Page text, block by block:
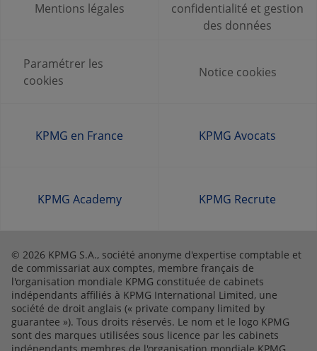
Mentions légales
confidentialité et gestion
des données
Paramétrer les
cookies
Notice cookies
KPMG en France KPMG Avocats
KPMG Academy KPMG Recrute
© 2026 KPMG S.A., société anonyme d'expertise comptable et
de commissariat aux comptes, membre français de
l'organisation mondiale KPMG constituée de cabinets
indépendants affiliés à KPMG International Limited, une
société de droit anglais (« private company limited by
guarantee »). Tous droits réservés. Le nom et le logo KPMG
sont des marques utilisées sous licence par les cabinets